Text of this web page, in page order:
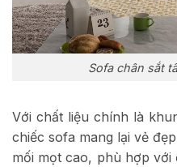
Sofa chân sắt
Với chất liệu chính là
chiếc sofa mang lại vẻ
mối mọt cao, phù hợp với